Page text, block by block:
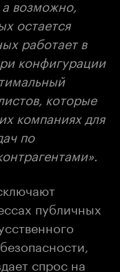
возможно,
остается
работает в
конфигурации
которые
компаниях для
по
публичных
спрос на